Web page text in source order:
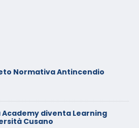
Normativa Antincendio
diventa Learning
Cusano